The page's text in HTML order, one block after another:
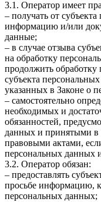
3.1. Оператор имеет
– получать от
информацию и/или
данные;
– в случае отзыва
на обработку
продолжить обработку
субъекта
указанных в Законе о
– самостоятельно
необходимых и
обязанностей,
данных и принятыми в
правовыми актами,
персональных данных
3.2. Оператор обязан:
– предоставлять
просьбе информацию,
персональных данных;